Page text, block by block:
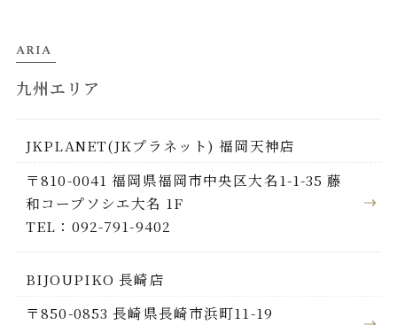
ARIA
九州エリア
JKPLANET(JKプラネット) 福岡天神店
〒810-0041 福岡県福岡市中央区大名1-1-35 藤
和コープソシエ大名 1F
TEL：092-791-9402
BIJOUPIKO 長崎店
〒850-0853 長崎県長崎市浜町11-19